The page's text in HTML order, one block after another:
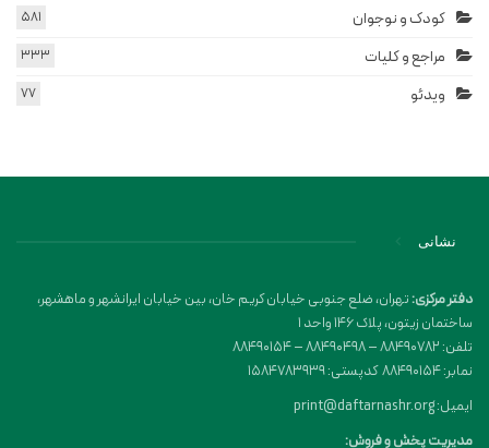
کودک و نوجوان 581
مراجع و کلیات 333
ویدئو 77
نشانی
دفتر مرکزی:تهران، ضلع جنوبی خیابان کریم خان، بین خیابان ایرانشهر و ماهشهر،
ساختمان زیتون، پلاک 146 واحد 1
تلفن: 88490782 – 88490498 – 88490154
نمابر: 88490154 کدپستی: 1584783939
ایمیل: print@daftarnashr.org
مدیریت پخش و فروش: